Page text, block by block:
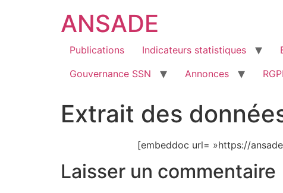
ANSADE
Publications Indicateurs statistiques
Gouvernance SSN
Annonces
Extrait des
[embeddoc url= »https://
Laisser un commentaire